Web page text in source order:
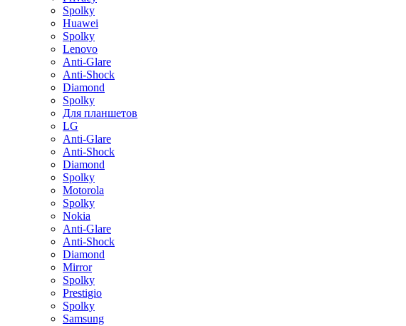
Spolky
Huawei
Spolky
Lenovo
Anti-Glare
Anti-Shock
Diamond
Spolky
Для планшетов
LG
Anti-Glare
Anti-Shock
Diamond
Spolky
Motorola
Spolky
Nokia
Anti-Glare
Anti-Shock
Diamond
Mirror
Spolky
Prestigio
Spolky
Samsung